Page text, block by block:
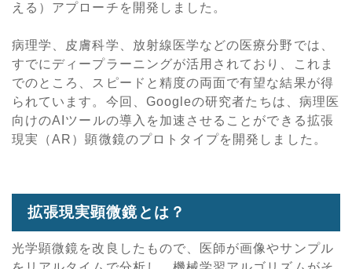
える）アプローチを開発しました。
病理学、皮膚科学、放射線医学などの医療分野では、
すでにディープラーニングが活用されており、これま
でのところ、スピードと精度の両面で有望な結果が得
られています。今回、Googleの研究者たちは、病理医
向けのAIツールの導入を加速させることができる拡張
現実（AR）顕微鏡のプロトタイプを開発しました。
拡張現実顕微鏡とは？
光学顕微鏡を改良したもので、医師が画像やサンプル